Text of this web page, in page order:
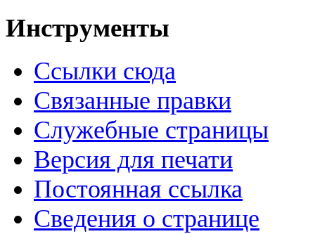
Инструменты
Ссылки сюда
Связанные правки
Служебные страницы
Версия для печати
Постоянная ссылка
Сведения о странице